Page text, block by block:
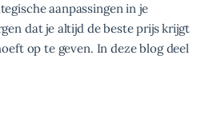
aanpassingen in je
dat je altijd de beste prijs krijgt
op te geven. In deze blog deel